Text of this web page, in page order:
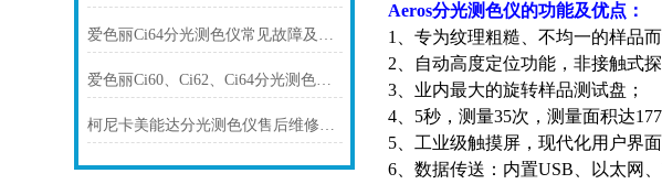
爱色丽Ci64分光测色仪常见故障及专业维修方案
爱色丽Ci60、Ci62、Ci64分光测色仪常见故障及其维修服务方案
柯尼卡美能达分光测色仪售后维修及配套服务方案
Aeros分光测色仪的功能及优点：
1、专为纹理粗糙、不均一的样品而
2、自动高度定位功能，非接触式探
3、业内最大的旋转样品测试盘；
4、5秒，测量35次，测量面积达
5、工业级触摸屏，现代化用户界面
6、数据传送：内置USB、以太网